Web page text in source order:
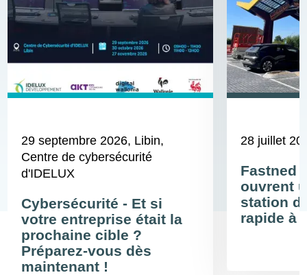
29 septembre 2026, Libin,
Centre de cybersécurité
d'IDELUX
Cybersécurité - Et si
votre entreprise était la
prochaine cible ?
Préparez-vous dès
maintenant !
28 juillet
Fastned
ouvrent
station
rapide à